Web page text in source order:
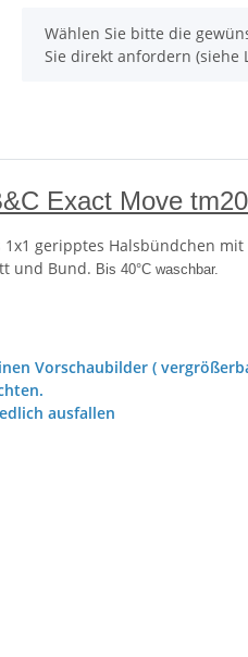
x
Wählen Sie bitte die
Sie direkt anfordern (siehe
Exact Move
geripptes Halsbündchen
und Bund. Bis 40°C waschbar.
Vorschaubilder (
ausfallen